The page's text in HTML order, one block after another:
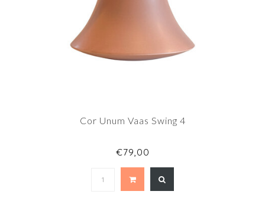
Cor Unum Vaas Swing 4
€79,00